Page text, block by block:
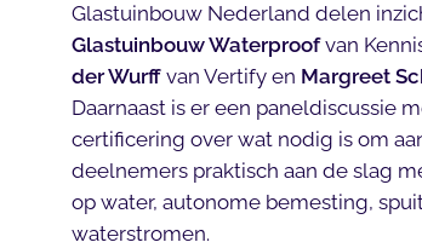
Glastuinbouw Nederland delen
Glastuinbouw Waterproofvan
der Wurffvan Vertify en Margreet
Daarnaast is er een paneldiscussie
certificering over wat nodig is om
deelnemers praktisch aan de slag
op water, autonome bemesting,
waterstromen.